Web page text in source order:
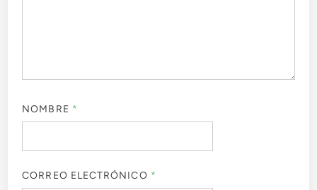
NOMBRE *
CORREO ELECTRÓNICO *